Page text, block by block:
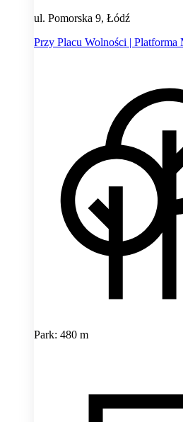
ul. Pomorska 9, Łódź
Przy Placu Wolności | Platforma
Park: 480 m